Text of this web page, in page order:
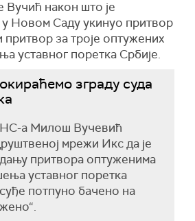
Вучић након што је
Новом Саду укинуо притвор
за троје оптужених
уставног поретка Србије.
зграду суда
а Милош Вучевић
мрежи Икс да је
притвора оптуженима
уставног поретка
потпуно бачено на